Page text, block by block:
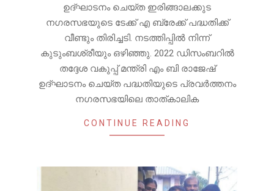
ഉദ്ഘാടനം ചെയ്ത ഇരിങ്ങാലക്കുട
നഗരസഭയുടെ ടേക്ക് എ ബ്രേക്ക് പദ്ധതിക്ക്
വീണ്ടും തിരിച്ചടി. നടത്തിപ്പിൽ നിന്ന്
കുടുംബശ്രീയും ഒഴിഞ്ഞു. 2022 ഡിസംബറിൽ
തദ്ദേശ വകുപ്പ് മന്ത്രി എം ബി രാജേഷ്
ഉദ്ഘാടനം ചെയ്ത പദ്ധതിയുടെ പ്രവർത്തനം
നഗരസഭയിലെ താത്കാലിക
CONTINUE READING